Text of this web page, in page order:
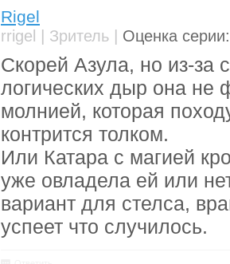
Rigel
rrigel | Зритель | Оценка
Скорей Азула, но из-за
логических дыр она не
молнией, которая
контрится толком.
Или Катара с магией
уже овладела ей или
вариант для стелса,
успеет что случилось.